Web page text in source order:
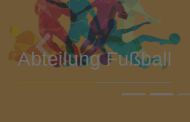
Abteilung
Previous